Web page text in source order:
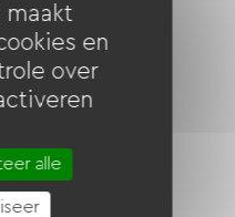
maakt
en
over
alle